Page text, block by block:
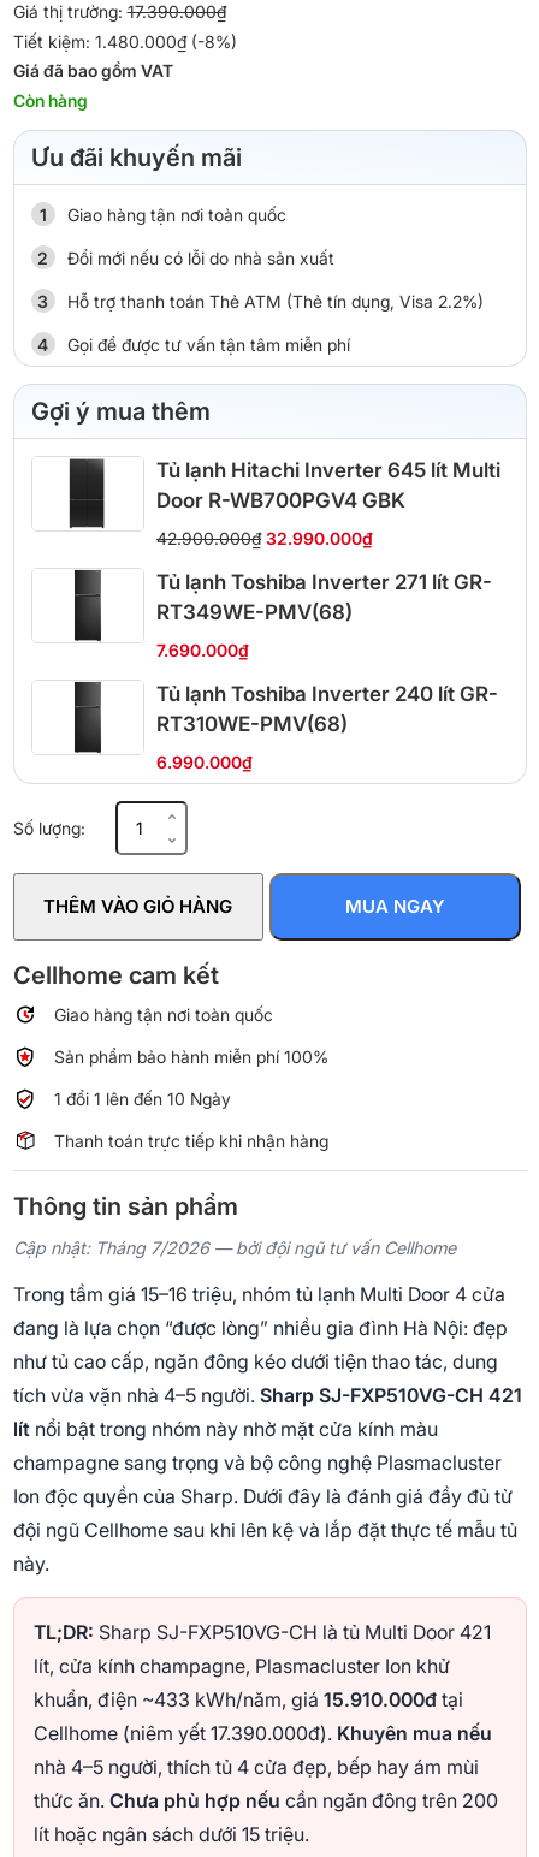
Giá thị trường:17.390.000₫
Tiết kiệm: 1.480.000₫ (-8%)
Giá đã bao gồm VAT
Còn hàng
Ưu đãi khuyến mãi
Giao hàng tận nơi toàn quốc
Đổi mới nếu có lỗi do nhà sản xuất
Hỗ trợ thanh toán Thẻ ATM (Thẻ tín dụng, Visa 2.2%)
Gọi để được tư vấn tận tâm miễn phí
Gợi ý mua thêm
Tủ lạnh Hitachi Inverter 645 lít Multi
Door R-WB700PGV4 GBK
42.900.000₫ 32.990.000₫
Tủ lạnh Toshiba Inverter 271 lít GR-
RT349WE-PMV(68)
7.690.000₫
Tủ lạnh Toshiba Inverter 240 lít GR-
RT310WE-PMV(68)
6.990.000₫
Số lượng:lạnh
Multi
Door
lít
SJ-
CH
số
THÊM VÀO GIỎ HÀNG MUA NGAY
Cellhome cam kết
Giao hàng tận nơi toàn quốc
Sản phẩm bảo hành miễn phí 100%
1 đổi 1 lên đến 10 Ngày
Thanh toán trực tiếp khi nhận hàng
Thông tin sản phẩm
Cập nhật: Tháng 7/2026 — bởi đội ngũ tư vấn Cellhome
Trong tầm giá 15–16 triệu, nhóm tủ lạnh Multi Door 4 cửa
đang là lựa chọn “được lòng” nhiều gia đình Hà Nội: đẹp
như tủ cao cấp, ngăn đông kéo dưới tiện thao tác, dung
tích vừa vặn nhà 4–5 người. Sharp SJ-FXP510VG-CH 421
lítnổi bật trong nhóm này nhờ mặt cửa kính màu
champagne sang trọng và bộ công nghệ Plasmacluster
Ion độc quyền của Sharp. Dưới đây là đánh giá đầy đủ từ
đội ngũ Cellhome sau khi lên kệ và lắp đặt thực tế mẫu tủ
này.
TL;DR: Sharp SJ-FXP510VG-CH là tủ Multi Door 421
lít, cửa kính champagne, Plasmacluster Ion khử
khuẩn, điện ~433 kWh/năm, giá 15.910.000đtại
Cellhome (niêm yết 17.390.000đ). Khuyên mua nếu
nhà 4–5 người, thích tủ 4 cửa đẹp, bếp hay ám mùi
thức ăn. Chưa phù hợp nếu cần ngăn đông trên 200
lít hoặc ngân sách dưới 15 triệu.